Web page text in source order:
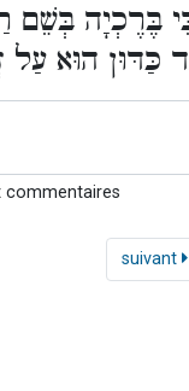
בֶּרֶכְיָה בְּשֵׁם
כַּדּוּן הוּא עַל
commentaires
suivant